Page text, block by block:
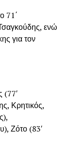
71΄
ενώ
για τον
(77′
Κρητικός,
Ζότο (83′